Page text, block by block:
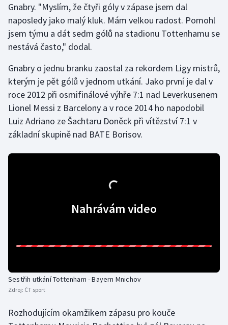
Lezení
Lyže a snowboard
Moderní pětiboj
Motorsport
Olympijské hry
Parasport
Short track
Sportovní střelba
Gnabry. "Myslím, že čtyři góly v zápase jsem dal
naposledy jako malý kluk. Mám velkou radost. Pomohl
jsem týmu a dát sedm gólů na stadionu Tottenhamu se
nestává často," dodal.
Gnabry o jednu branku zaostal za rekordem Ligy mistrů,
kterým je pět gólů v jednom utkání. Jako první je dal v
roce 2012 při osmifinálové výhře 7:1 nad Leverkusenem
Lionel Messi z Barcelony a v roce 2014 ho napodobil
Luiz Adriano ze Šachtaru Doněck při vítězství 7:1 v
základní skupině nad BATE Borisov.
Nahrávám video
Sestřih utkání Tottenham - Bayern Mnichov
Zdroj: ČT sport
Rozhodujícím okamžikem zápasu pro kouče